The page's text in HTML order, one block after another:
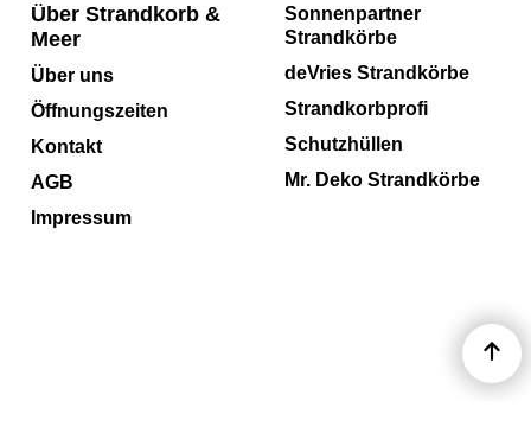
Sonnenpartner
Strandkörbe
deVries Strandkörbe
Strandkorbprofi
Schutzhüllen
Mr. Deko Strandkörbe
Über Strandkorb &
Meer
Über uns
Öffnungszeiten
Kontakt
AGB
Impressum